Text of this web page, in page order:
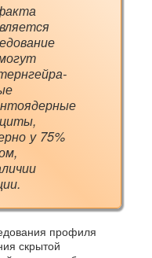
у 75%
профиля
скрытой